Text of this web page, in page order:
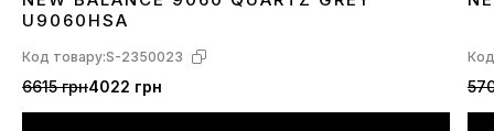
3637 3839404142 43 4445
U9060HSA
Код товару:S-2350023
6615 грн4022 грн